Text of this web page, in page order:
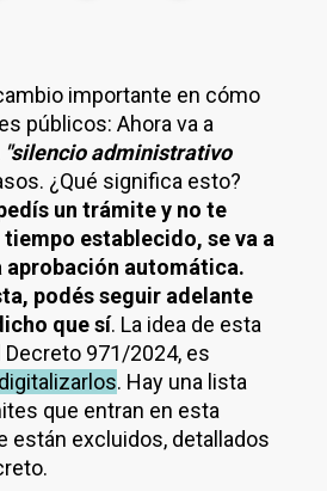
importante en cómo
públicos: Ahora va a
"silencio administrativo
¿Qué significa esto?
un trámite y no te
establecido, se va a
automática.
podés seguir adelante
que sí. La idea de esta
Decreto 971/2024, es
. Hay una lista
que entran en esta
están excluidos, detallados